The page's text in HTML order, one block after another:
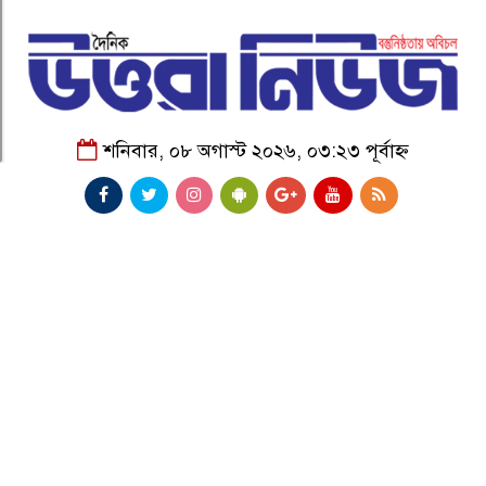
শনিবার, ০৮ অগাস্ট ২০২৬, ০৩:২৩ পূর্বাহ্ন